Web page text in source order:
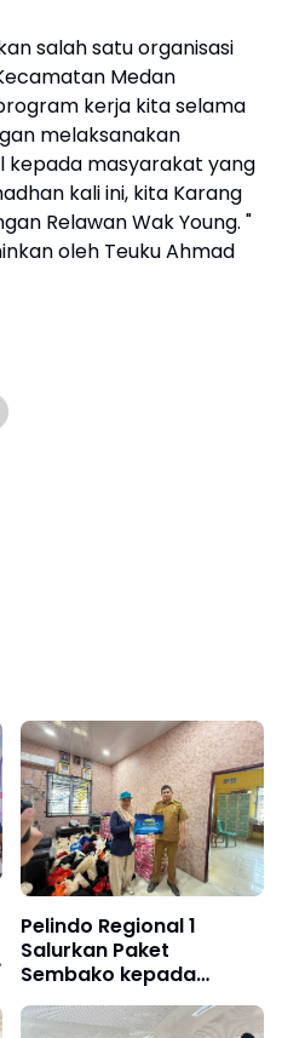
salah satu organisasi
Medan
kerja kita selama
melaksanakan
kepada masyarakat yang
kali ini, kita Karang
Relawan Wak Young. "
oleh Teuku Ahmad
Pelindo Regional 1
Salurkan Paket
Sembako kepada
Masyarakat di Wilayah
Operasional